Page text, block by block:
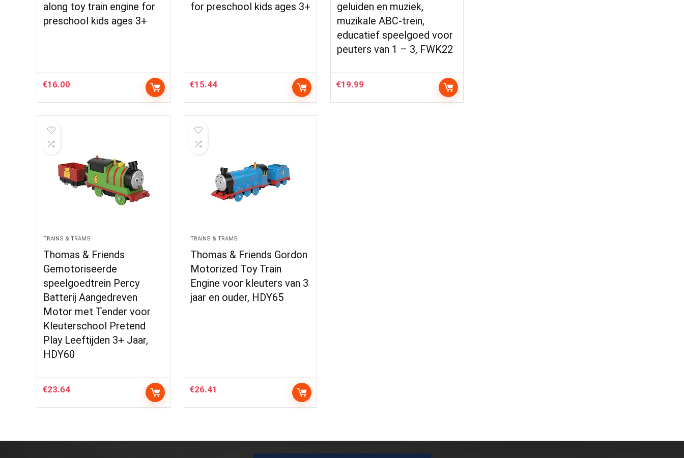
along toy train engine for
preschool kids ages 3+
€16.00
for preschool kids ages 3+
€15.44
geluiden en muziek,
muzikale ABC-trein,
educatief speelgoed voor
peuters van 1 – 3, FWK22
€19.99
TRAINS & TRAMS
Thomas & Friends
Gemotoriseerde
speelgoedtrein Percy
Batterij Aangedreven
Motor met Tender voor
Kleuterschool Pretend
Play Leeftijden 3+ Jaar,
HDY60
€23.64
TRAINS & TRAMS
Thomas & Friends Gordon
Motorized Toy Train
Engine voor kleuters van 3
jaar en ouder, HDY65
€26.41